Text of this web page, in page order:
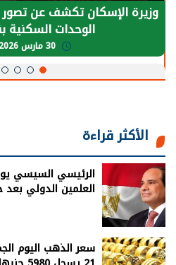
وزيرة الإسكان تكشف عن
الوحدات السكنية
الأكثر قراءة
الرئيسي السيسي
العلمين الدولي بعد